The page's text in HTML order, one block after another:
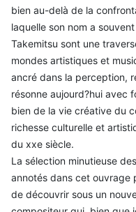
bien au-delà de la
laquelle son nom a
Takemitsu sont une
mondes artistiques et
ancré dans la perception,
résonne aujourd?hui avec
bien de la vie créative du
richesse culturelle et
du xxe siècle.
La sélection minutieuse
annotés dans cet ouvrage
de découvrir sous un